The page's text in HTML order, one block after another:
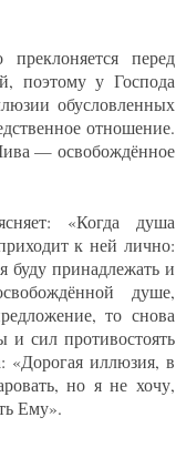
перед
поэтому у Господа
обусловленных
отношение.
— освобождённое
«Когда душа
к ней лично:
буду принадлежать и
душе,
то снова
и сил противостоять
«Дорогая иллюзия, в
но я не хочу,
Ему».